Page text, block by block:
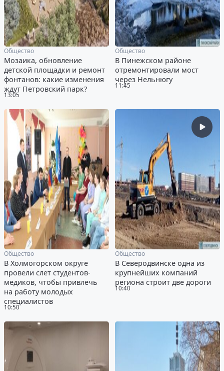
13:05
Общество
Мозаика, обновление
детской площадки и ремонт
фонтанов: какие изменения
ждут Петровский парк?
11:45
Общество
В Пинежском районе
отремонтировали мост
через Нельнюгу
10:50
Общество
В Холмогорском округе
провели слет студентов-
медиков, чтобы привлечь
на работу молодых
специалистов
10:40
Общество
В Северодвинске одна из
крупнейших компаний
региона строит две дороги